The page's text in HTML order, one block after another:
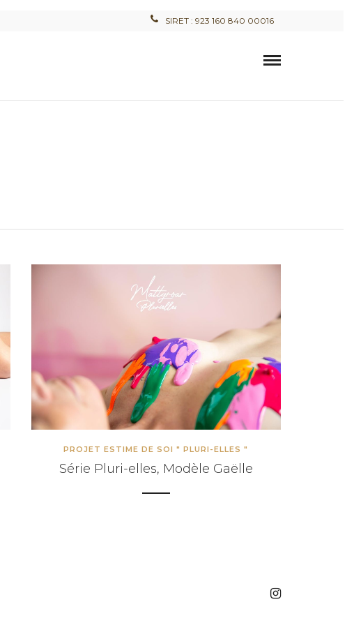
SIRET : 923 160 840 00016
PROJET ESTIME DE SOI " PLURI-ELLES "
Série Pluri-elles, Modèle Gaëlle